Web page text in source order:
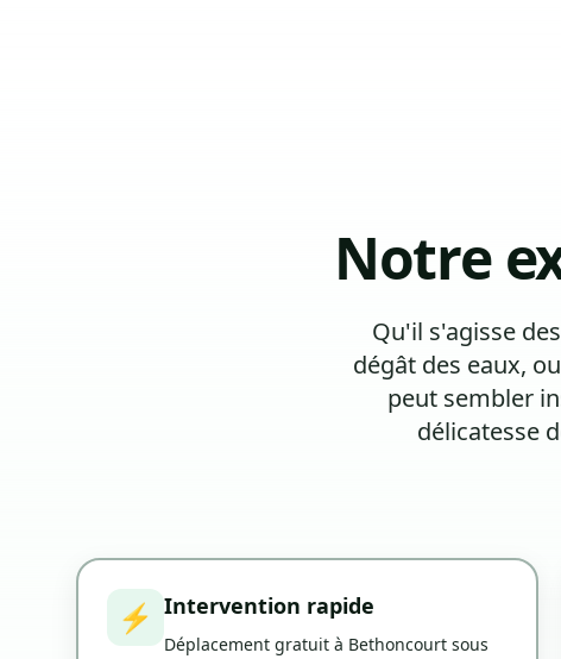
Notre
Qu'il s'agisse
dégât des eaux,
peut sembler
délicatesse
⚡ Intervention rapide
Déplacement gratuit à Bethoncourt sous